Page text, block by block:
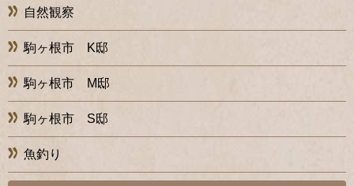
自然観察
駒ヶ根市 K邸
駒ヶ根市 M邸
駒ヶ根市 S邸
魚釣り